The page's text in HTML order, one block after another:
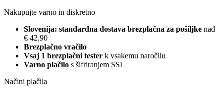
Nakupujte varno in diskretno
Slovenija: standardna dostava brezplačna za pošiljke nad
€ 42,90
Brezplačno vračilo
Vsaj 1 brezplačni tester k vsakemu naročilu
Varno plačilo s šifriranjem SSL
Načini plačila